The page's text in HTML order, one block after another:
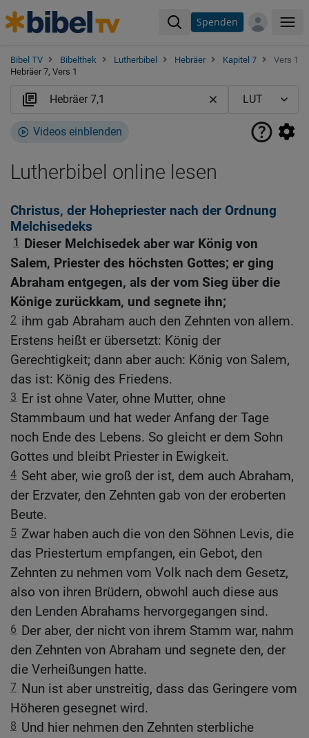
Spenden
Bibel TV Bibelthek Lutherbibel Hebräer Kapitel 7
Vers 1
Hebräer 7, Vers 1
Videos einblenden
Lutherbibel online lesen
Christus, der Hohepriester nach der Ordnung
Melchisedeks
1
Dieser Melchisedek aber war König von
Salem, Priester des höchsten Gottes; er ging
Abraham entgegen, als der vom Sieg über die
Könige zurückkam, und segnete ihn;
2 ihm gab Abraham auch den Zehnten von allem.
Erstens heißt er übersetzt: König der
Gerechtigkeit; dann aber auch: König von Salem,
das ist: König des Friedens.
3 Er ist ohne Vater, ohne Mutter, ohne
Stammbaum und hat weder Anfang der Tage
noch Ende des Lebens. So gleicht er dem Sohn
Gottes und bleibt Priester in Ewigkeit.
4 Seht aber, wie groß der ist, dem auch Abraham,
der Erzvater, den Zehnten gab von der eroberten
Beute.
5 Zwar haben auch die von den Söhnen Levis, die
das Priestertum empfangen, ein Gebot, den
Zehnten zu nehmen vom Volk nach dem Gesetz,
also von ihren Brüdern, obwohl auch diese aus
den Lenden Abrahams hervorgegangen sind.
6 Der aber, der nicht von ihrem Stamm war, nahm
den Zehnten von Abraham und segnete den, der
die Verheißungen hatte.
7 Nun ist aber unstreitig, dass das Geringere vom
Höheren gesegnet wird.
8 Und hier nehmen den Zehnten sterbliche